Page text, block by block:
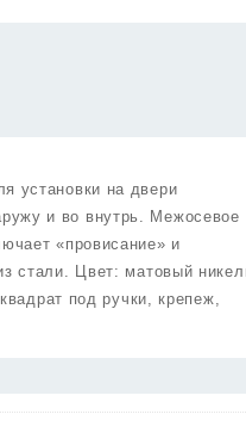
установки на двери
и во внутрь. Межосевое
«провисание» и
стали. Цвет: матовый
под ручки, крепеж,